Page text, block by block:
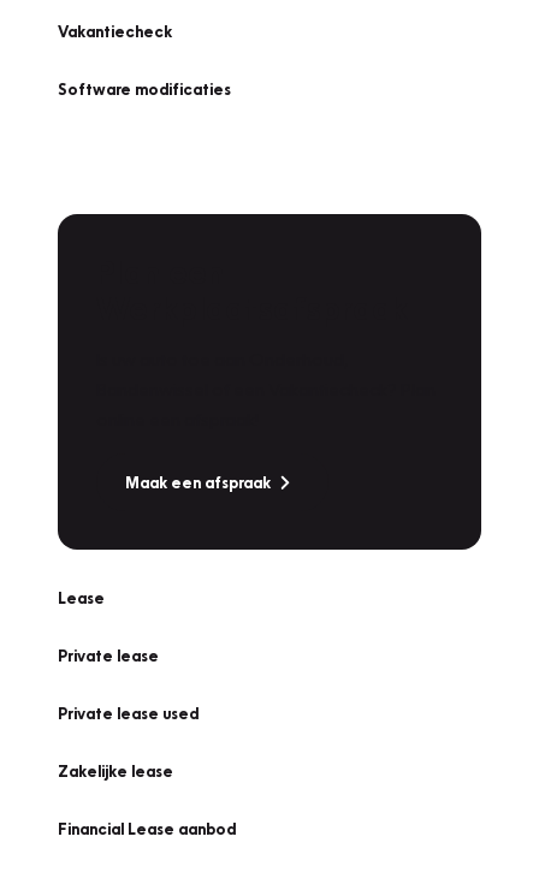
Vakantiecheck
Software modificaties
Maak een afspraak
Lease
Private lease
Private lease used
Zakelijke lease
Financial Lease aanbod